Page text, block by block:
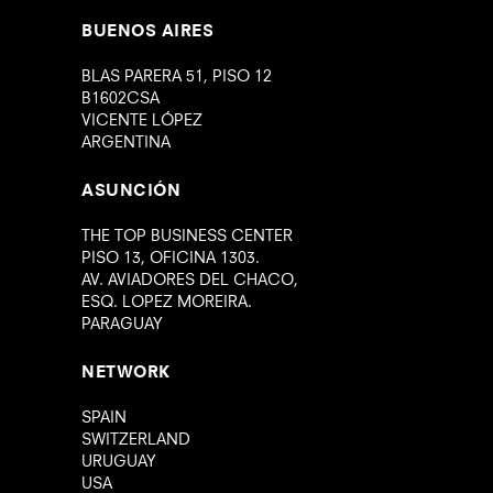
BUENOS AIRES
BLAS PARERA 51, PISO 12
B1602CSA
VICENTE LÓPEZ
ARGENTINA
ASUNCIÓN
THE TOP BUSINESS CENTER
PISO 13, OFICINA 1303.
AV. AVIADORES DEL CHACO,
ESQ. LOPEZ MOREIRA.
PARAGUAY
NETWORK
SPAIN
SWITZERLAND
URUGUAY
USA